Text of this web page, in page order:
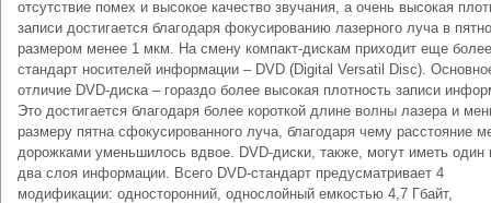
отсутствие помех и высокое качество звучания, а очень высокая
записи достигается благодаря фокусированию лазерного луча в пятно
размером менее 1 мкм. На смену компакт-дискам приходит еще
стандарт носителей информации – DVD (Digital Versatil Disc).
отличие DVD-диска – гораздо более высокая плотность записи
Это достигается благодаря более короткой длине волны лазера и
размеру пятна сфокусированного луча, благодаря чему расстояние
дорожками уменьшилось вдвое. DVD-диски, также, могут иметь один
два слоя информации. Всего DVD-стандарт предусматривает 4
модификации: односторонний, однослойный емкостью 4,7 Гбайт,